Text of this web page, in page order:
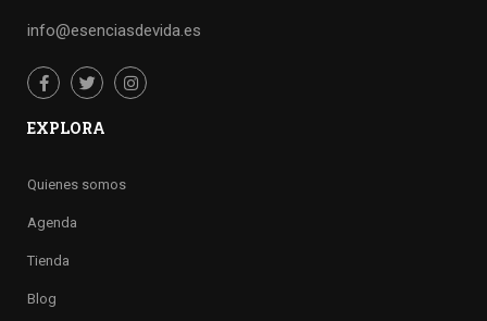
info@esenciasdevida.es
EXPLORA
Quienes somos
Agenda
Tienda
Blog